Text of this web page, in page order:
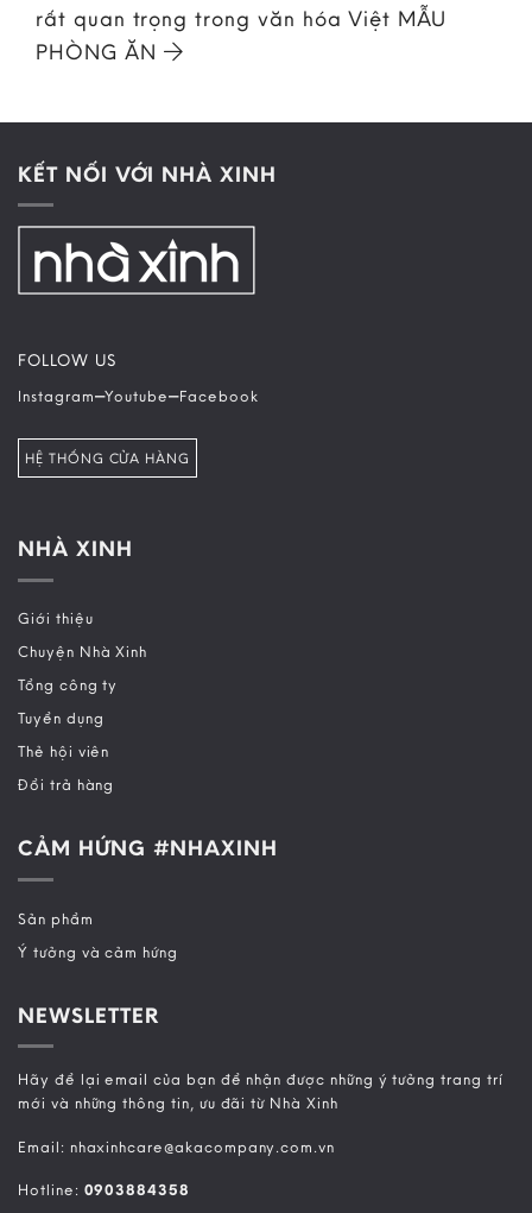
rất quan trọng trong văn hóa Việt MẪU
PHÒNG ĂN
KẾT NỐI VỚI NHÀ XINH
FOLLOW US
Instagram–Youtube–Facebook
HỆ THỐNG CỬA HÀNG
NHÀ XINH
Giới thiệu
Chuyện Nhà Xinh
Tổng công ty
Tuyển dụng
Thẻ hội viên
Đổi trả hàng
CẢM HỨNG #NHAXINH
Sản phẩm
Ý tưởng và cảm hứng
NEWSLETTER
Hãy để lại email của bạn để nhận được những ý tưởng trang trí
mới và những thông tin, ưu đãi từ Nhà Xinh
Email: nhaxinhcare@akacompany.com.vn
Hotline: 0903884358